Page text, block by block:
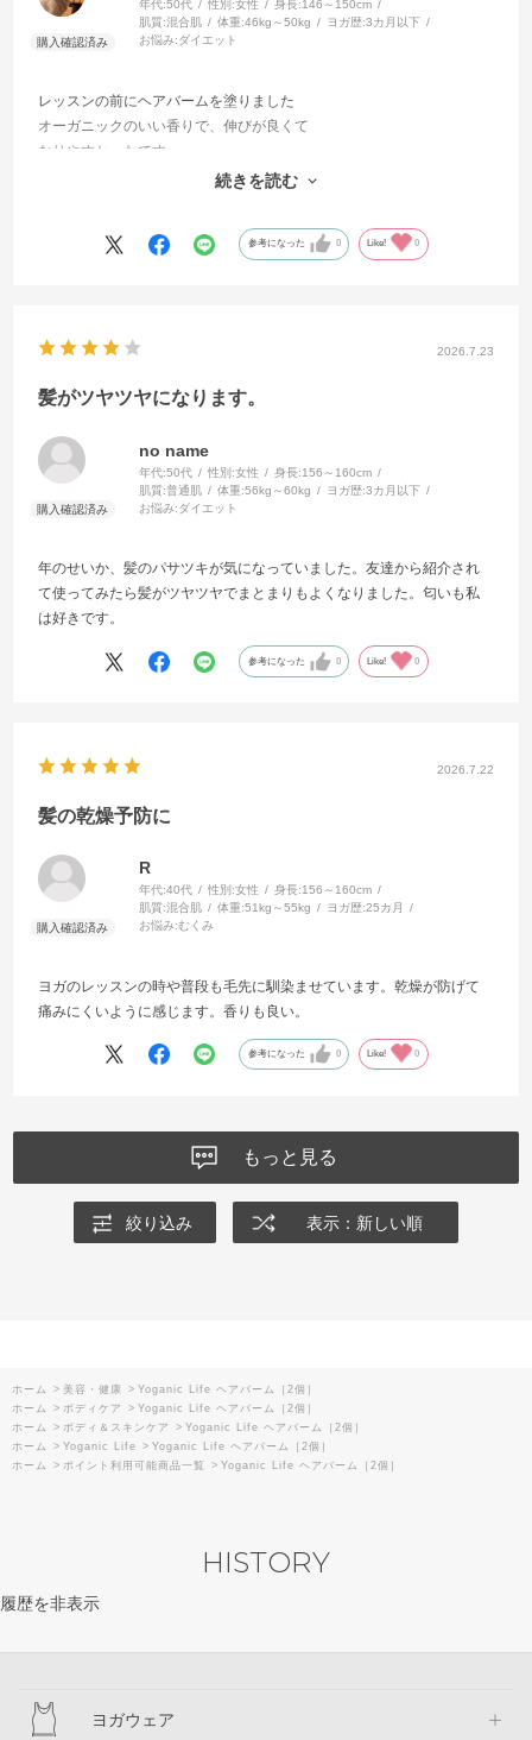
年代:50代 性別:女性 身長:146～150cm
肌質:混合肌 体重:46kg～50kg ヨガ歴:3カ月以下
お悩み:ダイエット
レッスンの前にヘアバームを塗りました
オーガニックのいい香りで、伸びが良くて
なりやすかったです
髪が長いので、いつもパサつきが気になっていましたが、レッスン後
続きを読む
参考になった 0 Like! 0
2026.7.23
髪がツヤツヤになります。
no name
年代:50代 性別:女性 身長:156～160cm
肌質:普通肌 体重:56kg～60kg ヨガ歴:3カ月以下
お悩み:ダイエット
年のせいか、髪のパサツキが気になっていました。友達から紹介され
て使ってみたら髪がツヤツヤでまとまりもよくなりました。匂いも私
は好きです。
参考になった 0 Like! 0
2026.7.22
髪の乾燥予防に
R
年代:40代 性別:女性 身長:156～160cm
肌質:混合肌 体重:51kg～55kg ヨガ歴:25カ月
お悩み:むくみ
ヨガのレッスンの時や普段も毛先に馴染ませています。乾燥が防げて
痛みにくいように感じます。香りも良い。
参考になった 0 Like! 0
もっと見る
絞り込み 表示：新しい順
ホーム > 美容・健康 > Yoganic Life ヘアバーム［2個］
ホーム
> ボディケア > Yoganic Life ヘアバーム［2個］
ホーム
> ボディ＆スキンケア > Yoganic Life ヘアバーム［2個］
ホーム
> Yoganic Life > Yoganic Life ヘアバーム［2個］
ホーム
> ポイント利用可能商品一覧 > Yoganic Life ヘアバーム［2個］
HISTORY
履歴を非表示
ヨガウェア